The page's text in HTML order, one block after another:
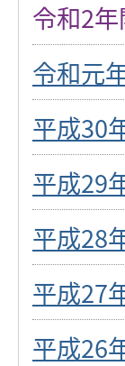
令和2
令和元
平成30
平成29
平成28
平成27
平成26